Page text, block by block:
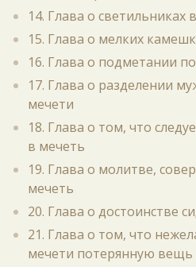
14. Глава о светильниках
15. Глава о мелких
16. Глава о подметании
17. Глава о разделении
мечети
18. Глава о том, что
в мечеть
19. Глава о молитве,
мечеть
20. Глава о достоинстве
21. Глава о том, что
мечети потерянную вещь